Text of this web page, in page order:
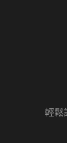
輕鬆